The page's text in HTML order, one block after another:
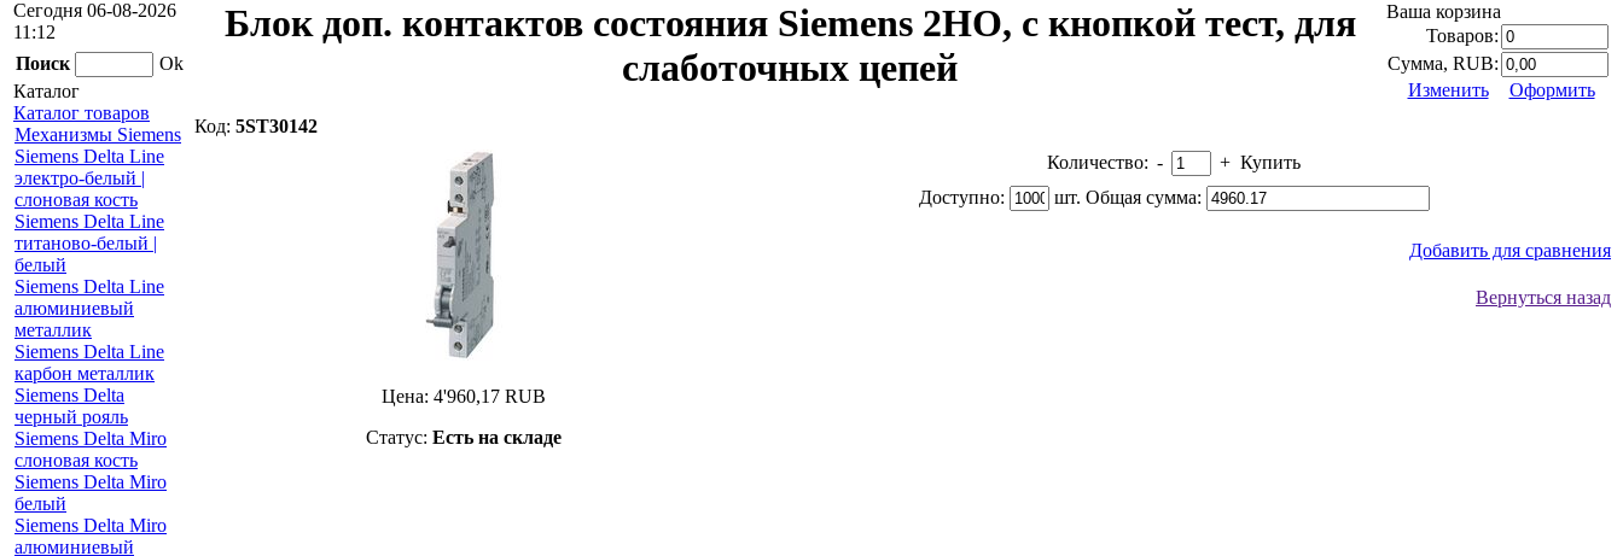
Сегодня 06-08-2026
11:12
Поиск
Ok
Каталог
Каталог товаров
Механизмы Siemens
Siemens Delta Line
электро-белый |
слоновая кость
Siemens Delta Line
титаново-белый |
белый
Siemens Delta Line
алюминиевый
металлик
Siemens Delta Line
карбон металлик
Siemens Delta
черный рояль
Siemens Delta Miro
слоновая кость
Siemens Delta Miro
белый
Siemens Delta Miro
алюминиевый
Блок доп. контактов состояния Siemens 2НО, с кнопкой тест, для
слаботочных цепей
Код: 5ST30142
Ваша корзина
Товаров:
Сумма, RUB:
Изменить
Оформить
Цена: 4'960,17RUB
Статус: Есть на складе
Количество: - + Купить
Доступно:
шт. Общая сумма:
Добавить для сравнения
Вернуться назад